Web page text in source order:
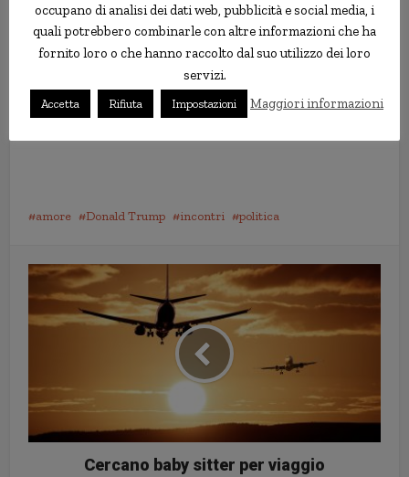
amore Donald Trump incontri politica
Cercano baby sitter per viaggio
occupano di analisi dei dati web, pubblicità e social media, i
quali potrebbero combinarle con altre informazioni che ha
fornito loro o che hanno raccolto dal suo utilizzo dei loro
servizi.
Accetta Rifiuta Impostazioni Maggiori informazioni